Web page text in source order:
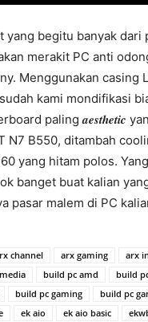
yang begitu banyak dari
merakit PC anti
Menggunakan casing
kami mondifikasi
paling 𝒂𝒆𝒔𝒕𝒉𝒆𝒕𝒊𝒄
N7 B550, ditambah
yang hitam polos.
banget buat kalian
pasar malem di PC
channel arx gaming
arx
build pc amd
build
build pc gaming
build pc
ek aio ek aio basic